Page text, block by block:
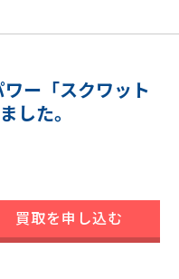
ー「スクワット
した。
買取を申し込む